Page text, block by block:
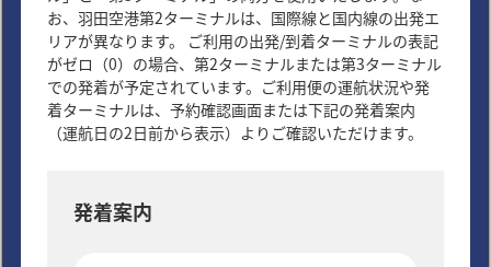
羽田第2ターミナルは国際線発着便数が多く、日本
各地から世界がますます近くに！
ANA国際線（羽田発着便）は「第2ターミナル」、「第3ターミ
ナル」二つのターミナルを使用します。
オペレーション上の都合により変更となる場合がございます。
お、羽田空港第2ターミナルは、国際線と国内線の出発エ
リアが異なります。 ご利用の出発/到着ターミナルの表記
がゼロ（0）の場合、第2ターミナルまたは第3ターミナル
での発着が予定されています。ご利用便の運航状況や発
着ターミナルは、予約確認画面または下記の発着案内
（運航日の2日前から表示）よりご確認いただけます。
発着案内